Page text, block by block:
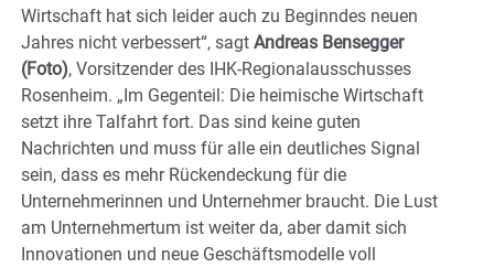
Wirtschaft hat sich leider auch zu Beginndes neuen
Jahres nicht verbessert“, sagt Andreas Bensegger
(Foto), Vorsitzender des IHK-Regionalausschusses
Rosenheim. „Im Gegenteil: Die heimische Wirtschaft
setzt ihre Talfahrt fort. Das sind keine guten
Nachrichten und muss für alle ein deutliches Signal
sein, dass es mehr Rückendeckung für die
Unternehmerinnen und Unternehmer braucht. Die Lust
am Unternehmertum ist weiter da, aber damit sich
Innovationen und neue Geschäftsmodelle voll